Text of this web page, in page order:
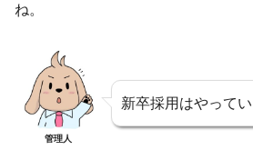
ね。
管理人
新卒採用はやってい